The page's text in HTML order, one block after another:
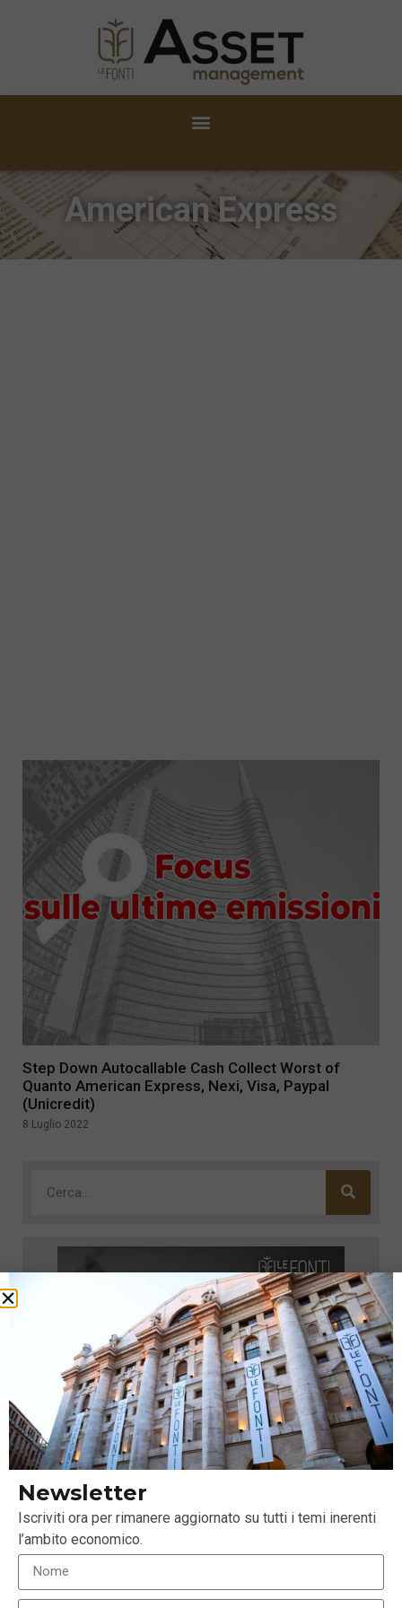
American Express
Step Down Autocallable Cash Collect Worst of
Quanto American Express, Nexi, Visa, Paypal
(Unicredit)
8 Luglio 2022
Newsletter
Iscriviti ora per rimanere aggiornato su tutti i temi inerenti
l’ambito economico.